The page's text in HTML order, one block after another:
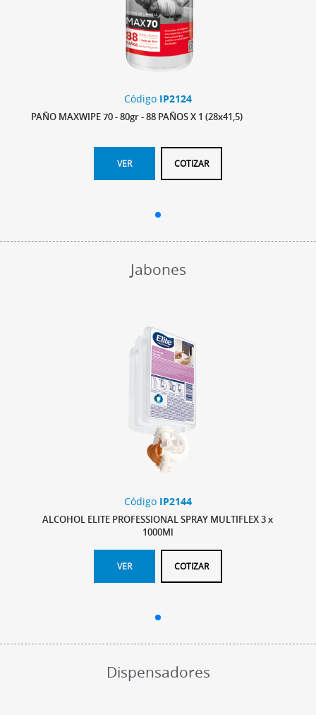
Código IP2124
PAÑO MAXWIPE 70 - 80gr - 88 PAÑOS X 1 (28x41,5)
VER COTIZAR
Jabones
Código IP2144
ALCOHOL ELITE PROFESSIONAL SPRAY MULTIFLEX 3 x
1000Ml
VER COTIZAR
Dispensadores